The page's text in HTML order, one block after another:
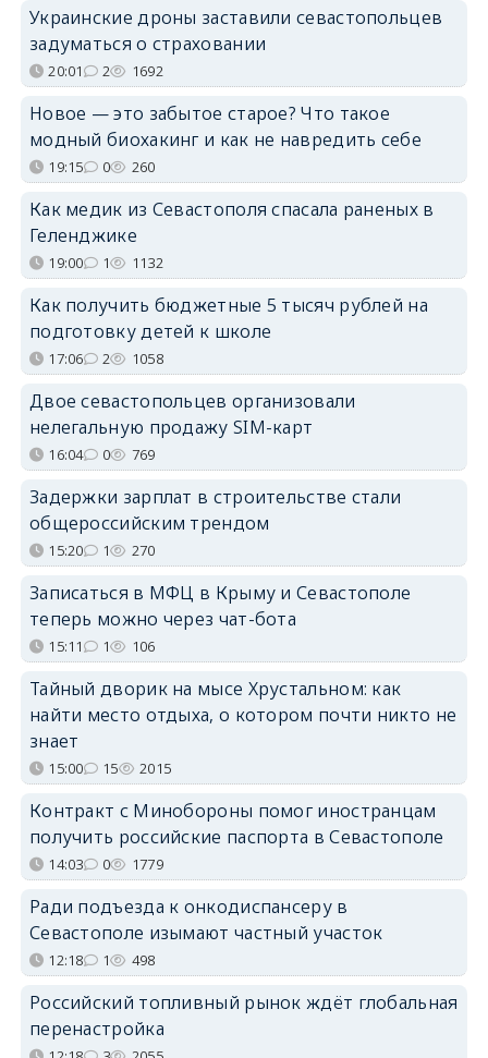
Украинские дроны заставили севастопольцев
задуматься о страховании
20:01 2 1692
Новое — это забытое старое? Что такое
модный биохакинг и как не навредить себе
19:15 0 260
Как медик из Севастополя спасала раненых в
Геленджике
19:00 1 1132
Как получить бюджетные 5 тысяч рублей на
подготовку детей к школе
17:06 2 1058
Двое севастопольцев организовали
нелегальную продажу SIM-карт
16:04 0 769
Задержки зарплат в строительстве стали
общероссийским трендом
15:20 1 270
Записаться в МФЦ в Крыму и Севастополе
теперь можно через чат-бота
15:11 1 106
Тайный дворик на мысе Хрустальном: как
найти место отдыха, о котором почти никто не
знает
15:00 15 2015
Контракт с Минобороны помог иностранцам
получить российские паспорта в Севастополе
14:03 0 1779
Ради подъезда к онкодиспансеру в
Севастополе изымают частный участок
12:18 1 498
Российский топливный рынок ждёт глобальная
перенастройка